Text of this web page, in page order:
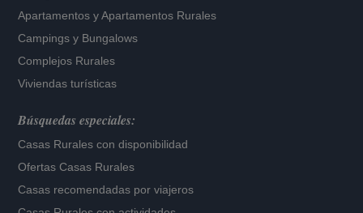
Apartamentos yApartamentos Rurales
Campings y Bungalows
Complejos Rurales
Viviendas turísticas
Búsquedas especiales:
Casas Rurales con disponibilidad
Ofertas Casas Rurales
Casas recomendadas por viajeros